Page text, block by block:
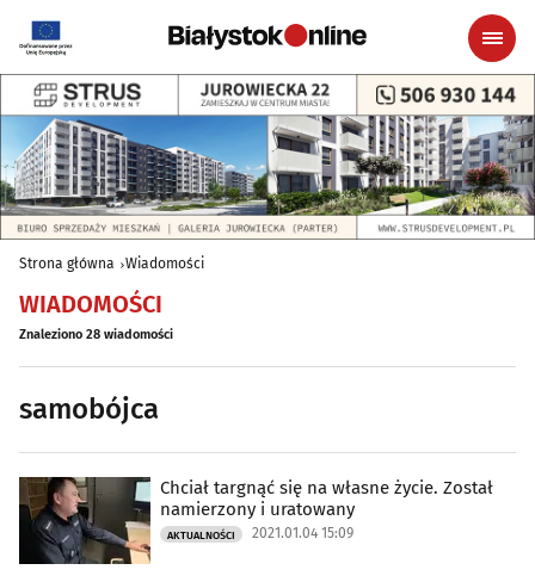
Strona główna Wiadomości
WIADOMOŚCI
Znaleziono 28 wiadomości
samobójca
Chciał targnąć się na własne życie. Został
namierzony i uratowany
AKTUALNOŚCI 2021.01.04 15:09